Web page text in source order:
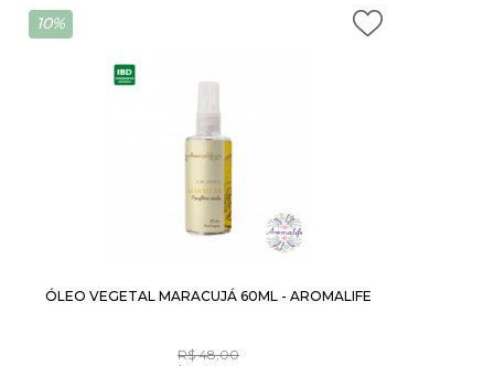
10%
ÓLEO VEGETAL MARACUJÁ 60ML - AROMALIFE
R$48,00